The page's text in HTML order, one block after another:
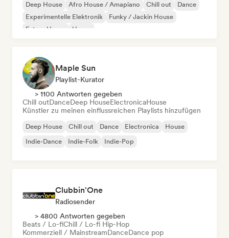
Deep House Afro House / Amapiano Chill out
Dance
Experimentelle Elektronik
Funky / Jackin House
Future House
House
Maple Sun
Playlist-Kurator
> 1100 Antworten gegeben
Chill outDanceDeep HouseElectronicaHouse
Künstler zu meinen einflussreichen Playlists hinzufügen
Deep House Chill out Dance Electronica
House
Indie-Dance
Indie-Folk Indie-Pop
Clubbin'One
Radiosender
> 4800 Antworten gegeben
Beats / Lo-fiChill / Lo-fi Hip-Hop
Kommerziell / MainstreamDanceDance pop